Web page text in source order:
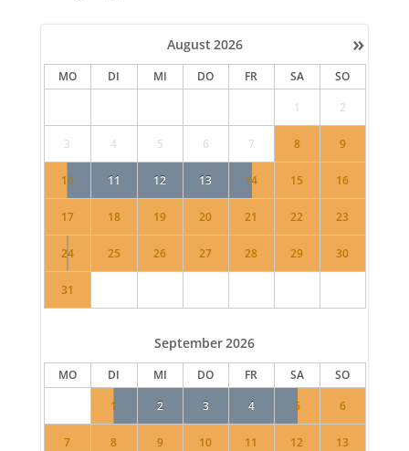
»
August 2026
MO DI MI DO FR SA
SO
1
2
3 4 5 6 7 8 9
10 11 12 13 14 15 16
17 18 19 20 21 22 23
24 25 26 27 28 29 30
31
September2026
MO DI MI DO FR SA
SO
1
2 3 4 5 6
7 8 9 10 11 12 13